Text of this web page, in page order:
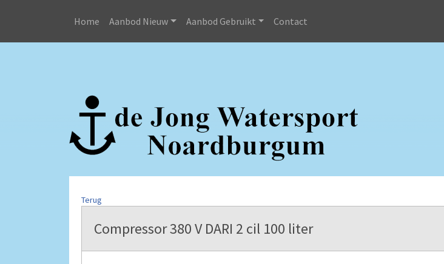
Home Aanbod Nieuw Aanbod Gebruikt Contact
Terug
Compressor 380 V DARI 2 cil 100 liter